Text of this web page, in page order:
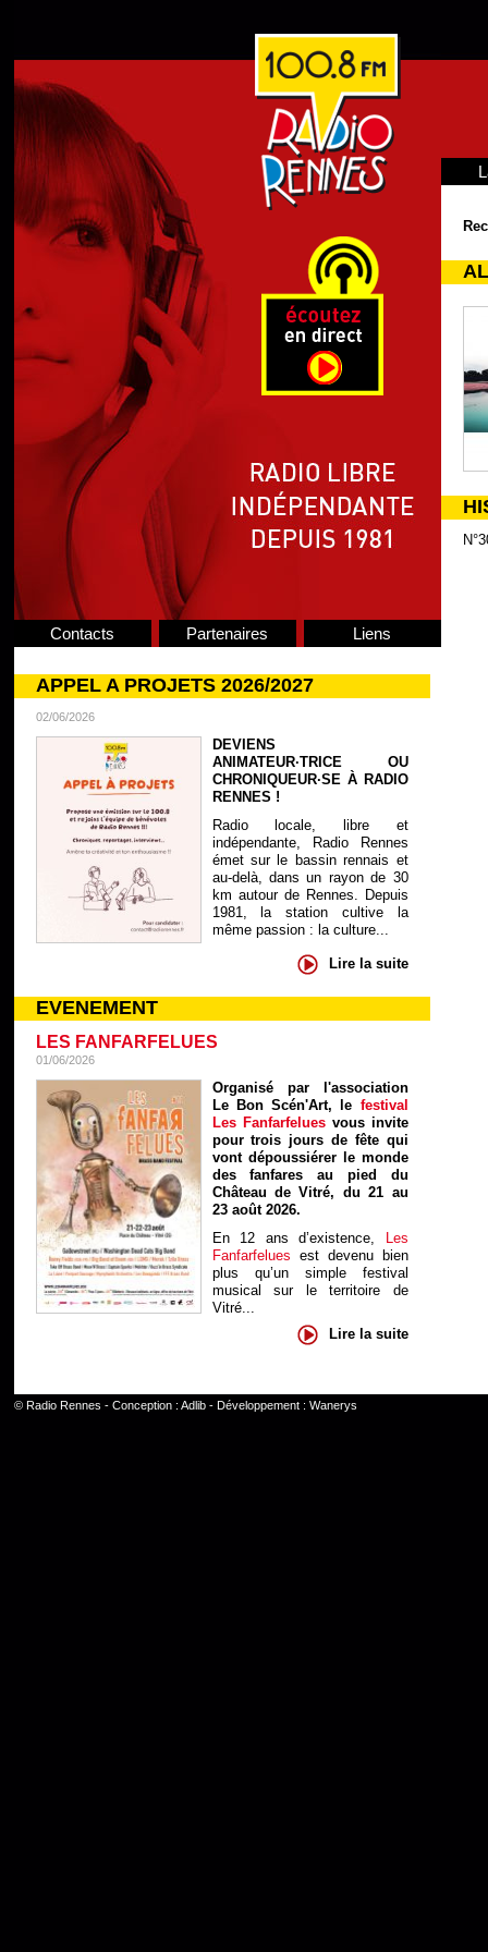
Contacts Partenaires Liens
APPEL A PROJETS 2026/2027
02/06/2026
DEVIENS
ANIMATEUR·TRICE OU
CHRONIQUEUR·SE À RADIO
RENNES !
Radio locale, libre et
indépendante, Radio Rennes
émet sur le bassin rennais et
au-delà, dans un rayon de 30
km autour de Rennes. Depuis
1981, la station cultive la
même passion : la culture...
Lire la suite
EVENEMENT
LES FANFARFELUES
01/06/2026
Organisé par l'association
Le Bon Scén'Art, le festival
Les Fanfarfelues vous invite
pour trois jours de fête qui
vont dépoussiérer le monde
des fanfares au pied du
Château de Vitré, du 21 au
23 août 2026.
En 12 ans d’existence, Les
Fanfarfelues est devenu bien
plus qu’un simple festival
musical sur le territoire de
Vitré...
Lire la suite
© Radio Rennes - Conception : Adlib- Développement : Wanerys